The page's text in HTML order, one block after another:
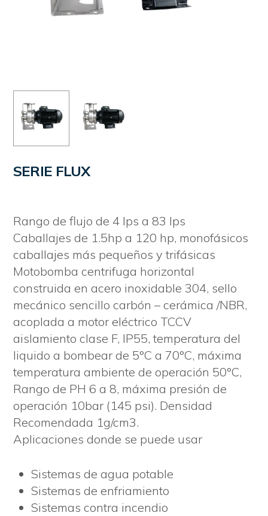
SERIE FLUX
Rango de flujo de 4 lps a 83 lps
Caballajes de 1.5hp a 120 hp, monofásicos
caballajes más pequeños y trifásicas
Motobomba centrifuga horizontal
construida en acero inoxidable 304, sello
mecánico sencillo carbón – cerámica /NBR,
acoplada a motor eléctrico TCCV
aislamiento clase F, IP55, temperatura del
liquido a bombear de 5°C a 70°C, máxima
temperatura ambiente de operación 50°C,
Rango de PH 6 a 8, máxima presión de
operación 10bar (145 psi). Densidad
Recomendada 1g/cm3.
Aplicaciones donde se puede usar
Sistemas de agua potable
Sistemas de enfriamiento
Sistemas contra incendio